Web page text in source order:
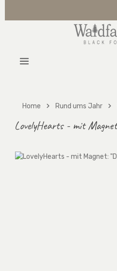
Home Rund ums Jahr
LovelyHearts - mit
Bildergalerie überspringen